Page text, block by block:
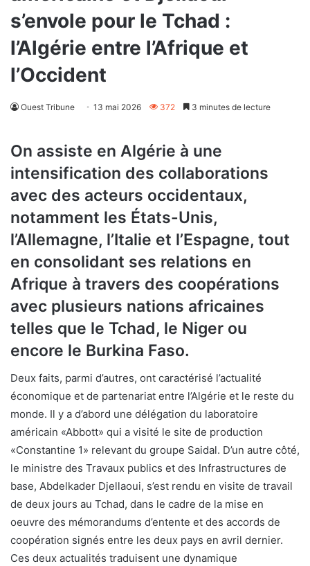
s’envole pour le Tchad :
l’Algérie entre l’Afrique et
l’Occident
Ouest Tribune 13 mai 2026 372 3 minutes de lecture
On assiste en Algérie à une
intensification des collaborations
avec des acteurs occidentaux,
notamment les États-Unis,
l’Allemagne, l’Italie et l’Espagne, tout
en consolidant ses relations en
Afrique à travers des coopérations
avec plusieurs nations africaines
telles que le Tchad, le Niger ou
encore le Burkina Faso.
Deux faits, parmi d’autres, ont caractérisé l’actualité
économique et de partenariat entre l’Algérie et le reste du
monde. Il y a d’abord une délégation du laboratoire
américain «Abbott» qui a visité le site de production
«Constantine 1» relevant du groupe Saidal. D’un autre côté,
le ministre des Travaux publics et des Infrastructures de
base, Abdelkader Djellaoui, s’est rendu en visite de travail
de deux jours au Tchad, dans le cadre de la mise en
oeuvre des mémorandums d’entente et des accords de
coopération signés entre les deux pays en avril dernier.
Ces deux actualités traduisent une dynamique